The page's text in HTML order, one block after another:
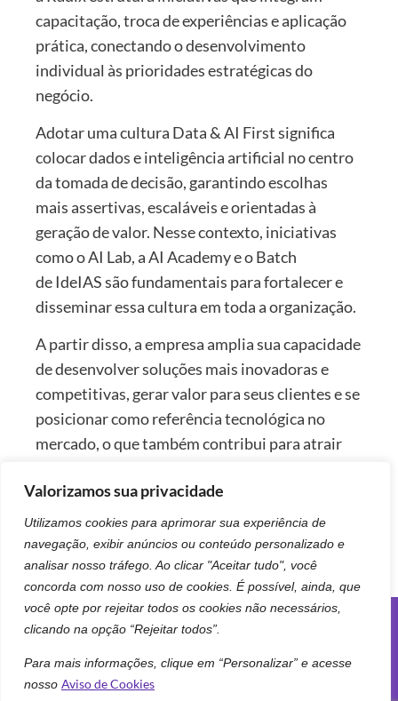
Valorizamos sua privacidade
Utilizamos cookies para aprimorar sua experiência de
navegação, exibir anúncios ou conteúdo personalizado e
analisar nosso tráfego. Ao clicar "Aceitar tudo", você
concorda com nosso uso de cookies. É possível, ainda, que
você opte por rejeitar todos os cookies não necessários,
clicando na opção “Rejeitar todos”.
Para mais informações, clique em “Personalizar” e acesse
nosso Aviso de Cookies
capacitação, troca de experiências e aplicação
prática, conectando o desenvolvimento
individual às prioridades estratégicas do
negócio.
Adotar uma cultura Data & AI First significa
colocar dados e inteligência artificial no centro
da tomada de decisão, garantindo escolhas
mais assertivas, escaláveis e orientadas à
geração de valor. Nesse contexto, iniciativas
como o AI Lab, a AI Academy e o Batch
de IdeIAS são fundamentais para fortalecer e
disseminar essa cultura em toda a organização.
A partir disso, a empresa amplia sua capacidade
de desenvolver soluções mais inovadoras e
competitivas, gerar valor para seus clientes e se
posicionar como referência tecnológica no
mercado, o que também contribui para atrair
viabilizar a criação de soluções cada vez mais
avançadas.
Siga-nos